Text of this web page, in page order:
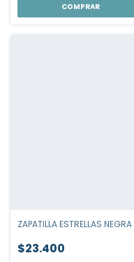
COMPRAR
ZAPATILLA ESTRELLAS NEGRA
$23.400